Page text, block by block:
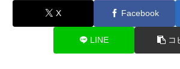
X Facebook
LINE コ